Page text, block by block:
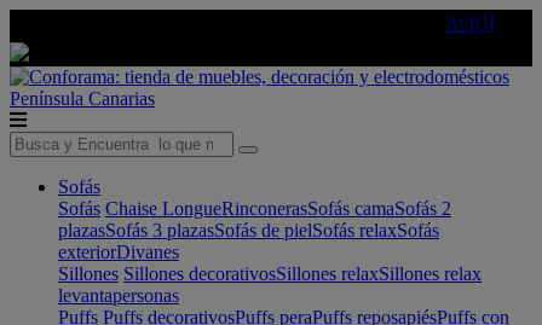
AQUÍ
Península Canarias
Sofás
Sofás Chaise LongueRinconerasSofás camaSofás 2
plazasSofás 3 plazasSofás de pielSofás relaxSofás
exteriorDivanes
Sillones Sillones decorativosSillones relaxSillones relax
levantapersonas
Puffs Puffs decorativosPuffs peraPuffs reposapiésPuffs con